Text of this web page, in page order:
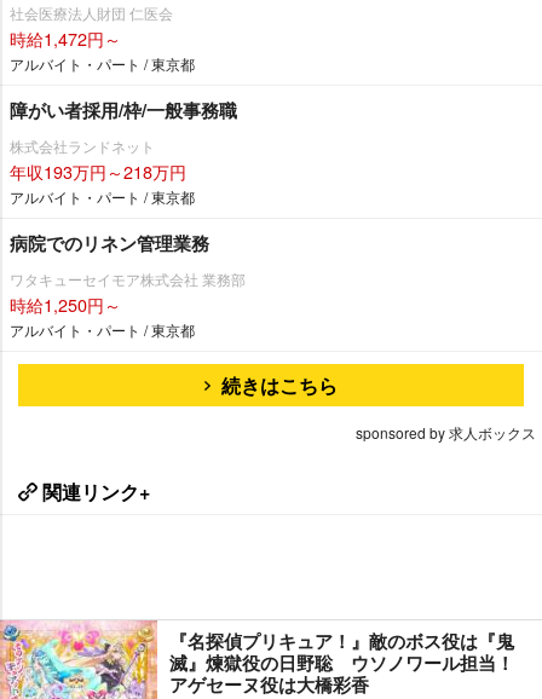
社会医療法人財団 仁医会
時給1,472円～
アルバイト・パート / 東京都
障がい者採用/枠/一般事務職
株式会社ランドネット
年収193万円～218万円
アルバイト・パート / 東京都
病院でのリネン管理業務
ワタキューセイモア株式会社 業務部
時給1,250円～
アルバイト・パート / 東京都
続きはこちら
sponsored by 求人ボックス
関連リンク+
『名探偵プリキュア！』敵のボス役は『鬼
滅』煉獄役の日野聡 ウソノワール担当！
アゲセーヌ役は大橋彩香